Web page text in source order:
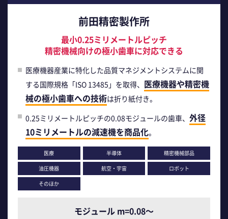
前田精密製作所
最小0.25ミリメートルピッチ
精密機械向けの極小歯車に対応できる
医療機器産業に特化した品質マネジメントシステムに関
する国際規格「ISO 13485」を取得、 医療機器や精密機
械の極小歯車への技術は折り紙付き。
0.25ミリメートルピッチの0.08モジュールの歯車、 外径
10ミリメートルの減速機を商品化。
医療 半導体
精密機械部品
油圧機器
航空・宇宙
ロボット
そのほか
モジュール m=0.08～